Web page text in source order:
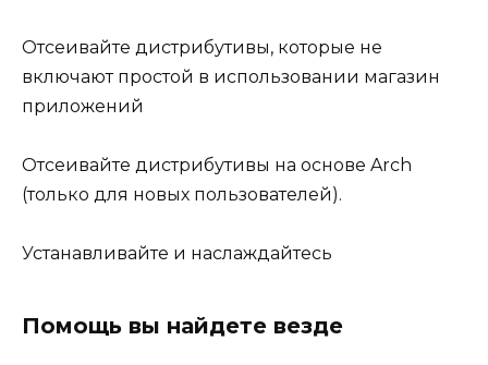
Отсеивайте дистрибутивы, которые не
включают простой в использовании магазин
приложений
Отсеивайте дистрибутивы на основе Arch
(только для новых пользователей).
Устанавливайте и наслаждайтесь
Помощь вы найдете везде